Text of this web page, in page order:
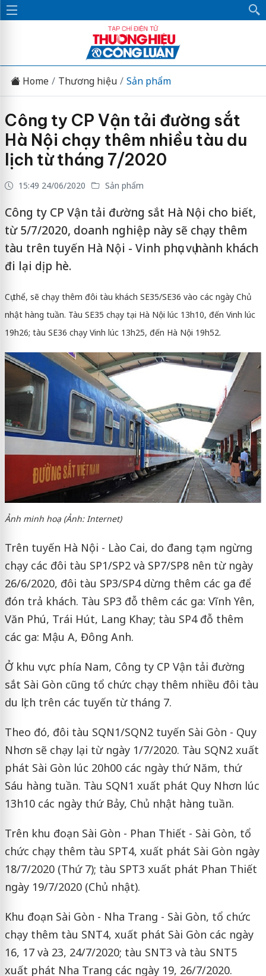
Home Thương hiệu Sản phẩm
Công ty CP Vận tải đường sắt
Hà Nội chạy thêm nhiều tàu du
lịch từ tháng 7/2020
15:49 24/06/2020 Sản phẩm
Công ty CP Vận tải đường sắt Hà Nội cho biết,
từ 5/7/2020, doanh nghiệp này sẽ chạy thêm
tàu trên tuyến Hà Nội - Vinh phục vụ hành khách
đi lại dịp hè.
Cụ thể, sẽ chạy thêm đôi tàu khách SE35/SE36 vào các ngày Chủ
nhật hàng tuần. Tàu SE35 chạy tại Hà Nội lúc 13h10, đến Vinh lúc
19h26; tàu SE36 chạy Vinh lúc 13h25, đến Hà Nội 19h52.
Ảnh minh hoạ (Ảnh: Internet)
Trên tuyến Hà Nội - Lào Cai, do đang tạm ngừng
chạy các đôi tàu SP1/SP2 và SP7/SP8 nên từ ngày
26/6/2020, đôi tàu SP3/SP4 dừng thêm các ga để
đón trả khách. Tàu SP3 đỗ thêm các ga: Vĩnh Yên,
Văn Phú, Trái Hút, Lang Khay; tàu SP4 đỗ thêm
các ga: Mậu A, Đông Anh.
Ở khu vực phía Nam, Công ty CP Vận tải đường
sắt Sài Gòn cũng tổ chức chạy thêm nhiều đôi tàu
du lịch trên các tuyến từ tháng 7.
Theo đó, đôi tàu SQN1/SQN2 tuyến Sài Gòn - Quy
Nhơn sẽ chạy lại từ ngày 1/7/2020. Tàu SQN2 xuất
phát Sài Gòn lúc 20h00 các ngày thứ Năm, thứ
Sáu hàng tuần. Tàu SQN1 xuất phát Quy Nhơn lúc
13h10 các ngày thứ Bảy, Chủ nhật hàng tuần.
Trên khu đoạn Sài Gòn - Phan Thiết - Sài Gòn, tổ
chức chạy thêm tàu SPT4, xuất phát Sài Gòn ngày
18/7/2020 (Thứ 7); tàu SPT3 xuất phát Phan Thiết
ngày 19/7/2020 (Chủ nhật).
Khu đoạn Sài Gòn - Nha Trang - Sài Gòn, tổ chức
chạy thêm tàu SNT4, xuất phát Sài Gòn các ngày
16, 17 và 23, 24/7/2020; tàu SNT3 và tàu SNT5
xuất phát Nha Trang các ngày 19, 26/7/2020.